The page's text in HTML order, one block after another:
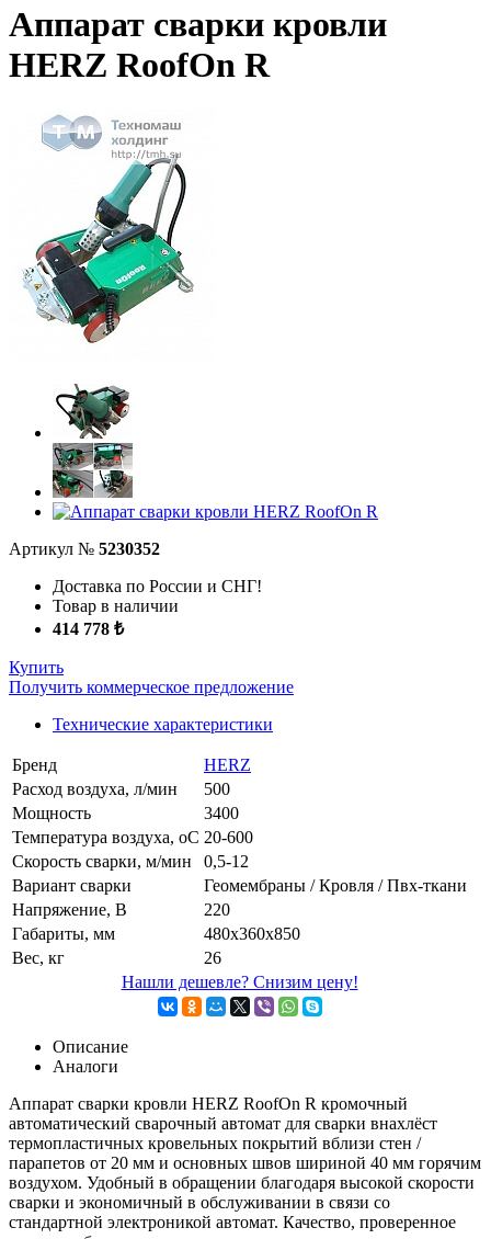
Аппарат сварки кровли
HERZ RoofOn R
Артикул № 5230352
Доставка по России и СНГ!
Товар в наличии
414 778 ₺
Купить
Получить коммерческое предложение
Технические характеристики
Бренд
HERZ
Расход воздуха, л/мин
500
Мощность
3400
Температура воздуха, oС 20-600
Скорость сварки, м/мин
0,5-12
Вариант сварки
Геомембраны / Кровля / Пвх-ткани
Напряжение, В
220
Габариты, мм
480х360х850
Вес, кг
26
Нашли дешевле? Снизим цену!
Описание
Аналоги
Аппарат сварки кровли HERZ RoofOn R кромочный
автоматический сварочный автомат для сварки внахлёст
термопластичных кровельных покрытий вблизи стен /
парапетов от 20 мм и основных швов шириной 40 мм горячим
воздухом. Удобный в обращении благодаря высокой скорости
сварки и экономичный в обслуживании в связи со
стандартной электроникой автомат. Качество, проверенное